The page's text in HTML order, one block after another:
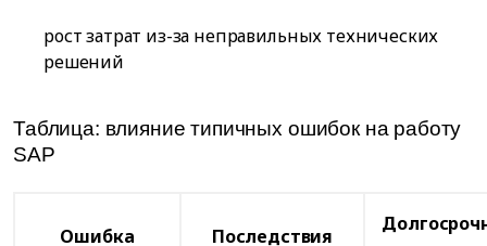
рост затрат из-за неправильных технических
решений
Таблица: влияние типичных ошибок на работу
SAP
Ошибка Последствия